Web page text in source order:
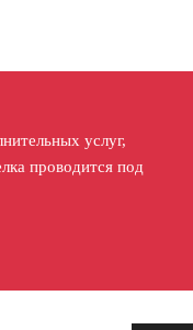
услуг,
проводится под